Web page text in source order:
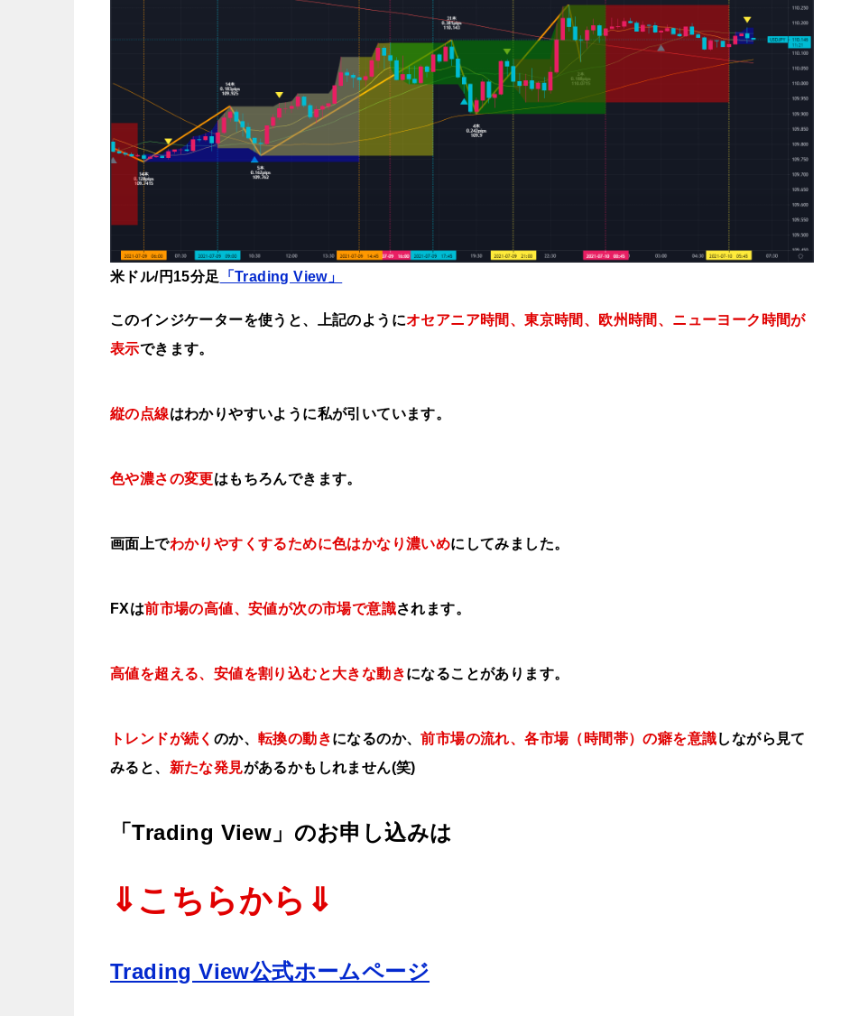
米ドル/円15分足 「Trading View」
このインジケーターを使うと、上記のようにオセアニア時間、東京時間、欧州時間、ニューヨーク時間が
表示できます。
縦の点線はわかりやすいように私が引いています。
色や濃さの変更はもちろんできます。
画面上でわかりやすくするために色はかなり濃いめにしてみました。
FXは前市場の高値、安値が次の市場で意識されます。
高値を超える、安値を割り込むと大きな動きになることがあります。
トレンドが続く のか、転換の動きになるのか、前市場の流れ、各市場（時間帯）の癖を意識しながら見て
みると、 新たな発見があるかもしれません(笑)
「Trading View」のお申し込みは
⇓こちらから⇓
Trading View公式ホームページ